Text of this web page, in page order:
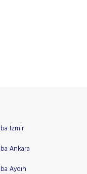
İzmir
Ankara
Aydın